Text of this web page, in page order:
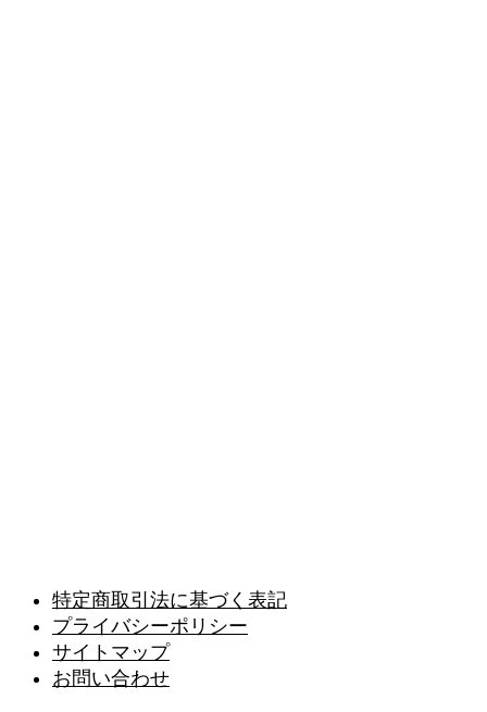
特定商取引法に基づく表記
プライバシーポリシー
サイトマップ
お問い合わせ